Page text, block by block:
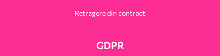
Retragere din contract
GDPR